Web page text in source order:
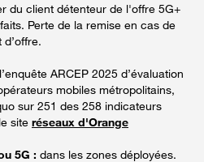
du client détenteur de l'offre 5G+
Perte de la remise en cas de
ARCEP 2025 d’évaluation
mobiles métropolitains,
sur 251 des 258 indicateurs
site réseaux d'Orange
5G : dans les zones déployées.